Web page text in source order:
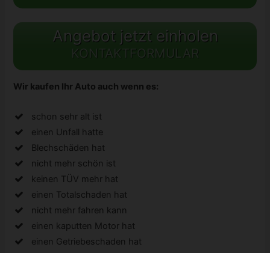
Angebot jetzt einholen
KONTAKTFORMULAR
Wir kaufen Ihr Auto auch wenn es:
schon sehr alt ist
einen Unfall hatte
Blechschäden hat
nicht mehr schön ist
keinen TÜV mehr hat
einen Totalschaden hat
nicht mehr fahren kann
einen kaputten Motor hat
einen Getriebeschaden hat